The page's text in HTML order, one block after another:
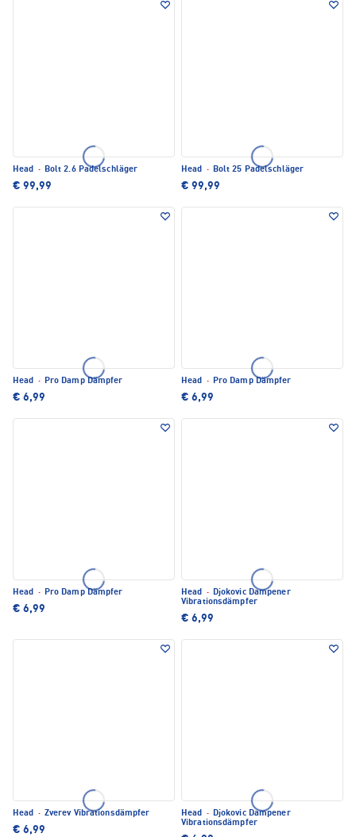
Head · Bolt 2.6 Padelschläger
€ 99,99
Head · Bolt 25 Padelschläger
€ 99,99
Head · Pro Damp Dämpfer
€ 6,99
Head · Pro Damp Dämpfer
€ 6,99
Head · Pro Damp Dämpfer
€ 6,99
Head · Djokovic Dampener
Vibrationsdämpfer
€ 6,99
Head · Zverev Vibrationsdämpfer
€ 6,99
Head · Djokovic Dampener
Vibrationsdämpfer